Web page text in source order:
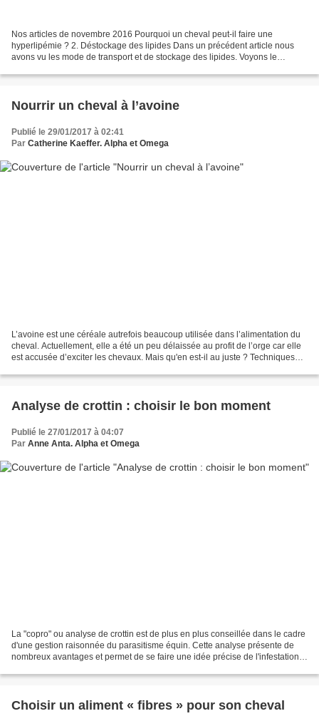
Nos articles de novembre 2016 Pourquoi un cheval peut-il faire une
hyperlipémie ? 2. Déstockage des lipides Dans un précédent article nous
avons vu les mode de transport et de stockage des lipides. Voyons le
Nourrir un cheval à l’avoine
Publié le 29/01/2017 à 02:41
Par Catherine Kaeffer. Alpha et Omega
L’avoine est une céréale autrefois beaucoup utilisée dans l’alimentation du
cheval. Actuellement, elle a été un peu délaissée au profit de l’orge car elle
est accusée d’exciter les chevaux. Mais qu'en est-il au juste ? Techniques
Analyse de crottin : choisir le bon moment
Publié le 27/01/2017 à 04:07
Par Anne Anta. Alpha et Omega
La "copro" ou analyse de crottin est de plus en plus conseillée dans le cadre
d'une gestion raisonnée du parasitisme équin. Cette analyse présente de
nombreux avantages et permet de se faire une idée précise de l'infestation
Choisir un aliment « fibres » pour son cheval